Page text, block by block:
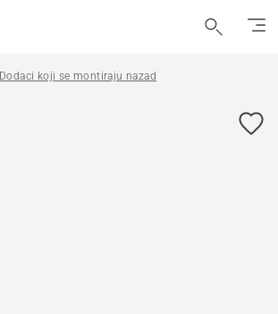
Dodaci koji se montiraju nazad